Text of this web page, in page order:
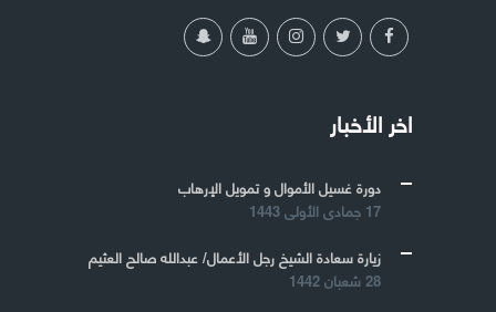
اخر الأخبار
دورة غسيل الأموال و تمويل الإرهاب
17 جمادى الأولى 1443
زيارة سعادة الشيخ رجل الأعمال/ عبدالله صالح العثيم
28 شعبان 1442